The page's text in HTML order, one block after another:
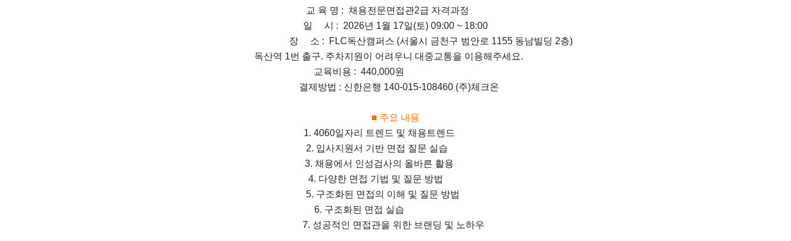
교 육 명 : 채용전문면접관2급 자격과정
일 시 : 2026년 1월 17일(토) 09:00 ~ 18:00
장 소 : FLC독산캠퍼스 (서울시 금천구 범안로 1155 동남빌딩 2층)
독산역 1번 출구. 주차지원이 어려우니 대중교통을 이용해주세요.
교육비용 : 440,000원
결제방법 : 신한은행 140-015-108460 (주)체크온
■ 주요 내용
1. 4060일자리 트렌드 및 채용트렌드
2. 입사지원서 기반 면접 질문 실습
3. 채용에서 인성검사의 올바른 활용
4. 다양한 면접 기법 및 질문 방법
5. 구조화된 면접의 이해 및 질문 방법
6. 구조화된 면접 실습
7. 성공적인 면접관을 위한 브랜딩 및 노하우